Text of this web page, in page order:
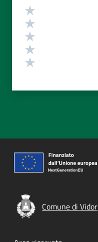
Valutazione
Comune di Vidor